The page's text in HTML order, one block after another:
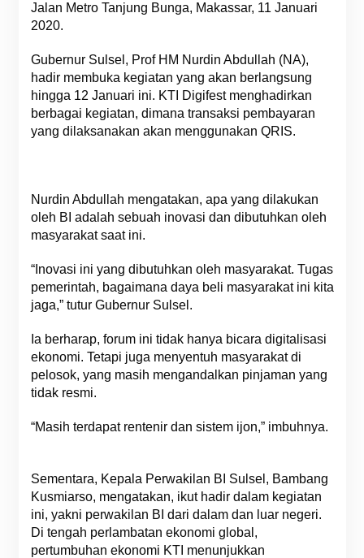
Jalan Metro Tanjung Bunga, Makassar, 11 Januari
2020.
Gubernur Sulsel, Prof HM Nurdin Abdullah (NA),
hadir membuka kegiatan yang akan berlangsung
hingga 12 Januari ini. KTI Digifest menghadirkan
berbagai kegiatan, dimana transaksi pembayaran
yang dilaksanakan akan menggunakan QRIS.
Nurdin Abdullah mengatakan, apa yang dilakukan
oleh BI adalah sebuah inovasi dan dibutuhkan oleh
masyarakat saat ini.
“Inovasi ini yang dibutuhkan oleh masyarakat. Tugas
pemerintah, bagaimana daya beli masyarakat ini kita
jaga,” tutur Gubernur Sulsel.
Ia berharap, forum ini tidak hanya bicara digitalisasi
ekonomi. Tetapi juga menyentuh masyarakat di
pelosok, yang masih mengandalkan pinjaman yang
tidak resmi.
“Masih terdapat rentenir dan sistem ijon,” imbuhnya.
Sementara, Kepala Perwakilan BI Sulsel, Bambang
Kusmiarso, mengatakan, ikut hadir dalam kegiatan
ini, yakni perwakilan BI dari dalam dan luar negeri.
Di tengah perlambatan ekonomi global,
pertumbuhan ekonomi KTI menunjukkan